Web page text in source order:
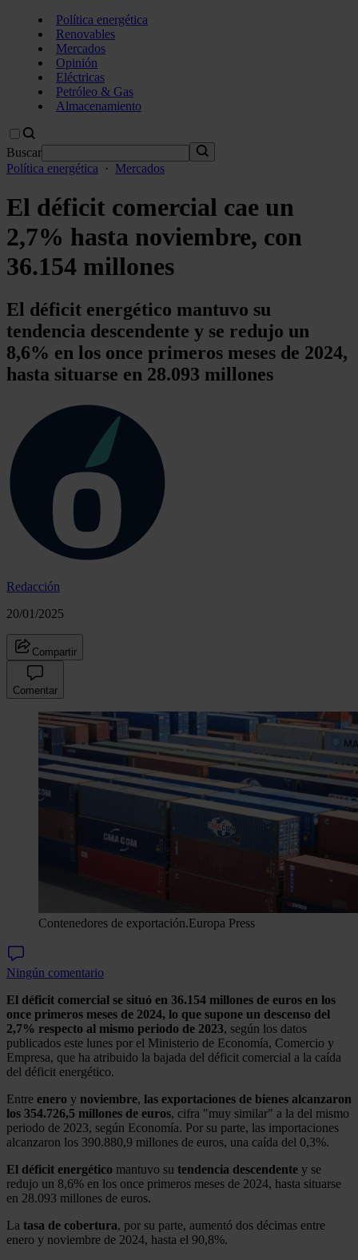
Política energética
Renovables
Mercados
Opinión
Eléctricas
Petróleo & Gas
Almacenamiento
Buscar
Política energética
· Mercados
El déficit comercial cae un
2,7% hasta noviembre, con
36.154 millones
El déficit energético mantuvo su
tendencia descendente y se redujo un
8,6% en los once primeros meses de 2024,
hasta situarse en 28.093 millones
Redacción
20/01/2025
Compartir
Comentar
Contenedores de exportación.Europa Press
Ningún comentario
El déficit comercial se situó en 36.154 millones de euros en los
once primeros meses de 2024, lo que supone un descenso del
2,7% respecto al mismo periodo de 2023, según los datos
publicados este lunes por el Ministerio de Economía, Comercio y
Empresa, que ha atribuido la bajada del déficit comercial a la caída
del déficit energético.
Entre enero y noviembre, las exportaciones de bienes alcanzaron
los 354.726,5 millones de euros, cifra "muy similar" a la del mismo
periodo de 2023, según Economía. Por su parte, las importaciones
alcanzaron los 390.880,9 millones de euros, una caída del 0,3%.
El déficit energético mantuvo su tendencia descendente y se
redujo un 8,6% en los once primeros meses de 2024, hasta situarse
en 28.093 millones de euros.
La tasa de cobertura, por su parte, aumentó dos décimas entre
enero y noviembre de 2024, hasta el 90,8%.